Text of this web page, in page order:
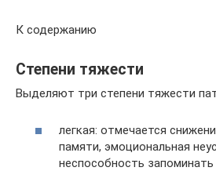
К содержанию
Степени тяжести
Выделяют три степени тяжести
легкая: отмечается
памяти, эмоциональная
неспособность запоминать